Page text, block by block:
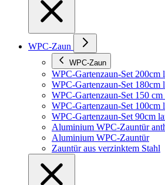
WPC-Zaun
WPC-Zaun
WPC-Gartenzaun-Set 200cm
WPC-Gartenzaun-Set 180cm
WPC-Gartenzaun-Set 150 cm
WPC-Gartenzaun-Set 100cm
WPC-Gartenzaun-Set 90cm
Aluminium WPC-Zauntür
Aluminium WPC-Zauntür
Zauntür aus verzinktem Stahl